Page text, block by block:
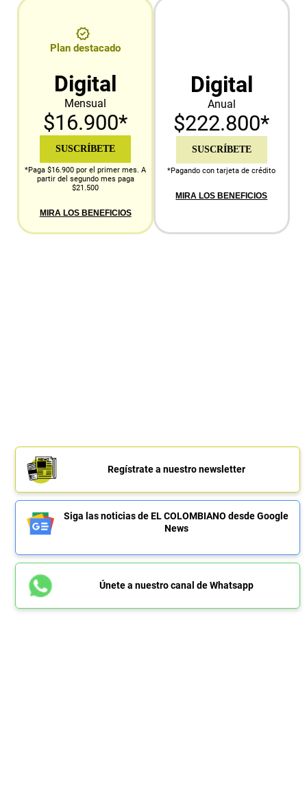
Plan destacado
Digital
Mensual
$16.900*
SUSCRÍBETE
*Paga $16.900 por el primer mes. A
partir del segundo mes paga
$21.500
MIRA LOS BENEFICIOS
Digital
Anual
$222.800*
SUSCRÍBETE
*Pagando con tarjeta de crédito
MIRA LOS BENEFICIOS
Regístrate a nuestro newsletter
Siga las noticias de EL COLOMBIANO desde Google
News
Únete a nuestro canal de Whatsapp